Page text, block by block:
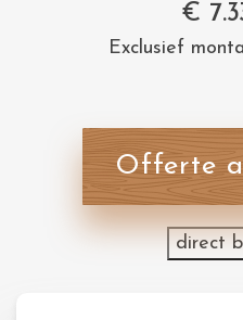
€
Exclusief
Offerte
direct